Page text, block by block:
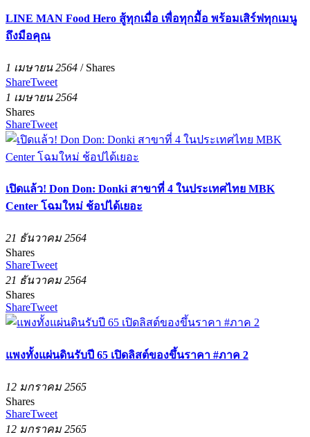
LINE MAN Food Hero สู้ทุกเมื่อ เพื่อทุกมื้อ พร้อมเสิร์ฟทุกเมนู
ถึงมือคุณ
1 เมษายน 2564 / Shares
ShareTweet
1 เมษายน 2564
Shares
ShareTweet
เปิดแล้ว! Don Don: Donki สาขาที่ 4 ในประเทศไทย MBK
Center โฉมใหม่ ช้อปได้เยอะ
21 ธันวาคม 2564
Shares
ShareTweet
21 ธันวาคม 2564
Shares
ShareTweet
แพงทั้งแผ่นดินรับปี 65 เปิดลิสต์ของขึ้นราคา #ภาค 2
12 มกราคม 2565
Shares
ShareTweet
12 มกราคม 2565